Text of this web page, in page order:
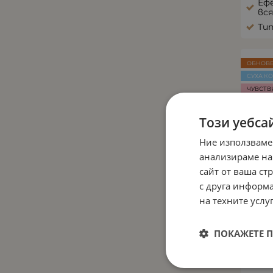
СУХА
Този
Ние
анализираме
сайт от ваша
с друга
на техните
ПОКАЖЕТЕ